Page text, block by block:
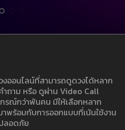
ออนไลน์ที่สามารถดูดวงได้หลาก
ถาม หรือ ดูผ่าน Video Call
ณ์กว่าพันคน มีให้เลือกหลาก
พร้อมกับการออกแบบที่เน้นใช้งาน
ลอดภัย